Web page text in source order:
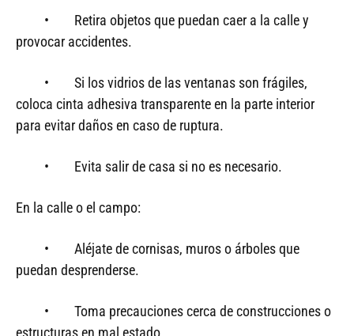
• Retira objetos que puedan caer a la calle y
provocar accidentes.
• Si los vidrios de las ventanas son frágiles,
coloca cinta adhesiva transparente en la parte interior
para evitar daños en caso de ruptura.
• Evita salir de casa si no es necesario.
En la calle o el campo:
• Aléjate de cornisas, muros o árboles que
puedan desprenderse.
• Toma precauciones cerca de construcciones o
estructuras en mal estado.